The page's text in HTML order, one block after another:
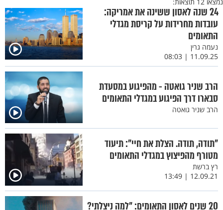
24 שנה לאסון ששינה את אמריקה:
עובדות מחרידות על קריסת מגדלי
התאומים
נעמה גרין
11.09.25 | 08:03
הרב שניר גואטה - מהפיגוע במסעדת
סבארו דרך הפיגוע במגדלי התאומים
הרב שניר גואטה
"תודה, תודה. הצלת את חיי": תיעוד
מטורף מהפיצוץ במגדלי התאומים
רץ ברשת
12.09.21 | 13:49
20 שנים לאסון התאומים: "למה ניצלתי?